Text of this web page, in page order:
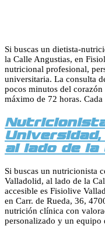
Si buscas un dietista-
la Calle Angustias, en
nutricional profesional,
universitaria. La consulta
pocos minutos del
máximo de 72 horas.
Universidad,
al lado de la
Si buscas un nutricionista
Valladolid, al lado de la
accesible es Fisiolive
en Carr. de Rueda, 36,
nutrición clínica con
personalizado y un